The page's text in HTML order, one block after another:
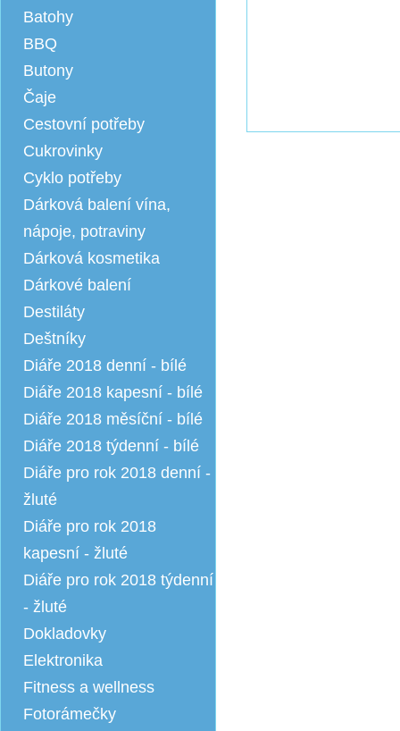
Batohy
BBQ
Butony
Čaje
Cestovní potřeby
Cukrovinky
Cyklo potřeby
Dárková balení vína,
nápoje, potraviny
Dárková kosmetika
Dárkové balení
Destiláty
Deštníky
Diáře 2018 denní - bílé
Diáře 2018 kapesní - bílé
Diáře 2018 měsíční - bílé
Diáře 2018 týdenní - bílé
Diáře pro rok 2018 denní -
žluté
Diáře pro rok 2018
kapesní - žluté
Diáře pro rok 2018 týdenní
- žluté
Dokladovky
Elektronika
Fitness a wellness
Fotorámečky